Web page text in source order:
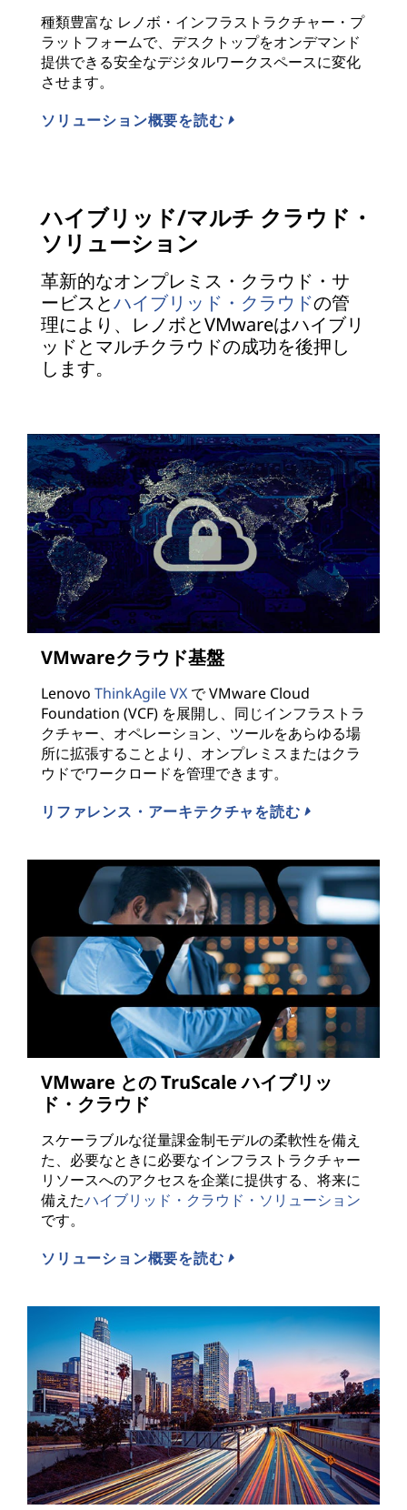
種類豊富な レノボ・インフラストラクチャー・プ
ラットフォームで、デスクトップをオンデマンド
提供できる安全なデジタルワークスペースに変化
させます。
ソリューション概要を読む
ハイブリッド/マルチ クラウド・
ソリューション
革新的なオンプレミス・クラウド・サ
ービスとハイブリッド・クラウドの管
理により、レノボとVMwareはハイブリ
ッドとマルチクラウドの成功を後押し
します。
VMwareクラウド基盤
Lenovo ThinkAgile VX で VMware Cloud
Foundation (VCF) を展開し、同じインフラストラ
クチャー、オペレーション、ツールをあらゆる場
所に拡張することより、オンプレミスまたはクラ
ウドでワークロードを管理できます。
リファレンス・アーキテクチャを読む
VMware との TruScale ハイブリッ
ド・クラウド
スケーラブルな従量課金制モデルの柔軟性を備え
た、必要なときに必要なインフラストラクチャー
リソースへのアクセスを企業に提供する、将来に
備えたハイブリッド・クラウド・ソリューション
です。
ソリューション概要を読む